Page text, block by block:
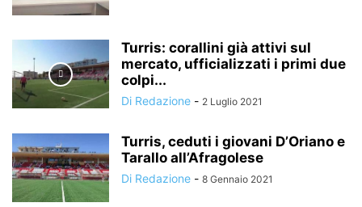
Turris: corallini già attivi sul
mercato, ufficializzati i primi due
colpi...
Di Redazione - 2 Luglio 2021
Turris, ceduti i giovani D’Oriano e
Tarallo all’Afragolese
Di Redazione - 8 Gennaio 2021